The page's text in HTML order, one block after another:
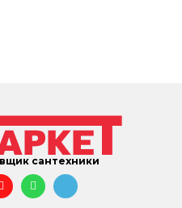
сантехники